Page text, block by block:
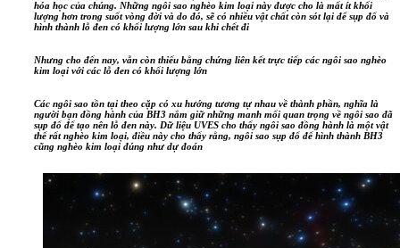
hóa học của chúng. Những ngôi sao nghèo kim loại này được cho là mất ít khối
lượng hơn trong suốt vòng đời và do đó, sẽ có nhiều vật chất còn sót lại để sụp đổ và
hình thành lỗ đen có khối lượng lớn sau khi chết đi
Nhưng cho đến nay, vẫn còn thiếu bằng chứng liên kết trực tiếp các ngôi sao nghèo
kim loại với các lỗ đen có khối lượng lớn
Các ngôi sao tồn tại theo cặp có xu hướng tương tự nhau về thành phần, nghĩa là
người bạn đồng hành của BH3 nắm giữ những manh mối quan trọng về ngôi sao đã
sụp đổ để tạo nên lỗ đen này. Dữ liệu UVES cho thấy ngôi sao đồng hành là một vật
thể rất nghèo kim loại, điều này cho thấy rằng, ngôi sao sụp đổ để hình thành BH3
cũng nghèo kim loại đúng như dự đoán